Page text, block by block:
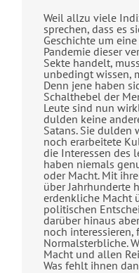
Weil allzu viele
sprechen, dass es
Geschichte um
Pandemie dieser
Sekte handelt,
unbedingt wissen,
Denn jene haben
Schalthebel der
Leute sind nun
dulden keine
Satans. Sie dulden
noch erarbeitete
die Interessen des
haben niemals
oder Macht. Mit
über Jahrhunderte
erdenkliche Macht
politischen
darüber hinaus
noch interessieren,
Normalsterbliche.
Macht und allen
Was fehlt ihnen